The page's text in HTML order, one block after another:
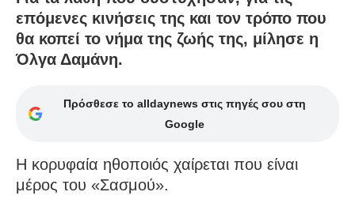
επόμενες κινήσεις της και τον τρόπο που
θα κοπεί το νήμα της ζωής της, μίλησε η
Όλγα Δαμάνη.
Πρόσθεσε το alldaynews στις πηγές σου στη
Google
Η κορυφαία ηθοποιός χαίρεται που είναι
μέρος του «Σασμού».